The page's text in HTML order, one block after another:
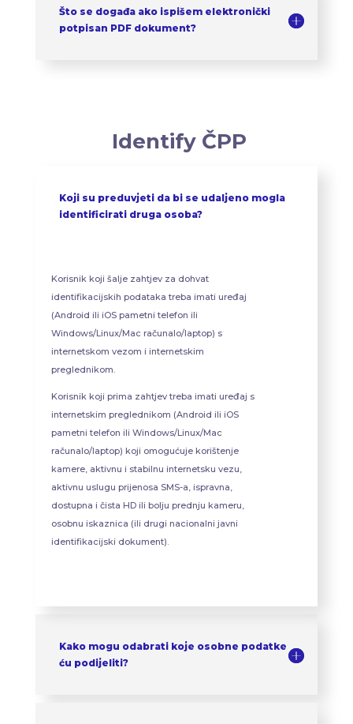
Što se događa ako ispišem elektronički
potpisan PDF dokument?
Identify ČPP
Koji su preduvjeti da bi se udaljeno mogla
identificirati druga osoba?
Korisnik koji šalje zahtjev za dohvat
identifikacijskih podataka treba imati uređaj
(Android ili iOS pametni telefon ili
Windows/Linux/Mac računalo/laptop) s
internetskom vezom i internetskim
preglednikom.
Korisnik koji prima zahtjev treba imati uređaj s
internetskim preglednikom (Android ili iOS
pametni telefon ili Windows/Linux/Mac
računalo/laptop) koji omogućuje korištenje
kamere, aktivnu i stabilnu internetsku vezu,
aktivnu uslugu prijenosa SMS-a, ispravna,
dostupna i čista HD ili bolju prednju kameru,
osobnu iskaznica (ili drugi nacionalni javni
identifikacijski dokument).
Kako mogu odabrati koje osobne podatke
ću podijeliti?